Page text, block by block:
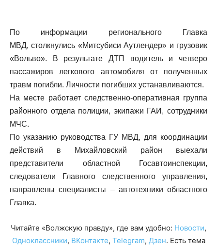
По информации регионального Главка
МВД, столкнулись «Митсубиси Аутлендер» и грузовик
«Вольво». В результате ДТП водитель и четверо
пассажиров легкового автомобиля от полученных
травм погибли. Личности погибших устанавливаются.
На месте работает следственно-оперативная группа
районного отдела полиции, экипажи ГАИ, сотрудники
МЧС.
По указанию руководства ГУ МВД, для координации
действий в Михайловский район выехали
представители областной Госавтоинспекции,
следователи Главного следственного управления,
направлены специалисты – автотехники областного
Главка.
Читайте «Волжскую правду», где вам удобно: Новости,
Одноклассники, ВКонтакте, Telegram, Дзен. Есть тема